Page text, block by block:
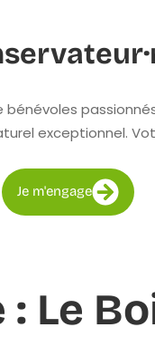
bénévoles
exceptionnel.
Je m'engage
Le